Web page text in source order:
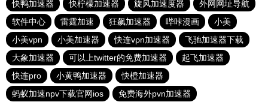
快鸭加速器
快柠檬加速器 旋风加速度器
外网网址导航
软件中心
雷霆加速 狂飙加速器 哔咔漫画
小美
小美vpn
小美加速器 快连vρn加速器
飞驰加速器下载
大象加速器
可以上twitter的免费加速器
起飞加速器
快连pro
小黄鸭加速器
快橙加速器
蚂蚁加速npv下载官网ios
免费海外pvn加速器